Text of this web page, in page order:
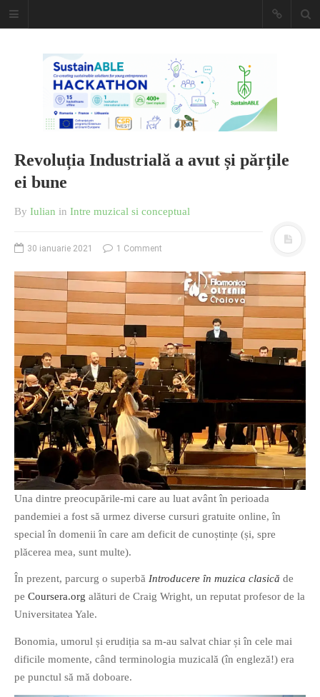
Caiet de
insemnari
DESCARCĂ!
O poveste in care sexul se
confunda cu dragostea,
cinismul cu idealismul si
poezia cu umorul.
DESCARCĂ!
Revoluția Industrială a avut și părțile
ei bune
By Iulian in Intre muzical si conceptual
30 ianuarie 2021 1 Comment
Una dintre preocupările-mi care au luat avânt în perioada
pandemiei a fost să urmez diverse cursuri gratuite online, în
special în domenii în care am deficit de cunoștințe (și, spre
plăcerea mea, sunt multe).
În prezent, parcurg o superbă Introducere în muzica clasică de
pe Coursera.org alături de Craig Wright, un reputat profesor de la
Universitatea Yale.
Bonomia, umorul și erudiția sa m-au salvat chiar și în cele mai
dificile momente, când terminologia muzicală (în engleză!) era
pe punctul să mă doboare.